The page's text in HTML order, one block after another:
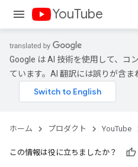
YouTube
Google は AI 技術を使用して、コ
ています。AI 翻訳には誤りが含ま
ホーム プロダクト YouTube
この情報は役に立ちましたか？